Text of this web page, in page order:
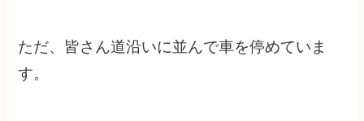
ただ、皆さん道沿いに並んで車を停めていま
す。